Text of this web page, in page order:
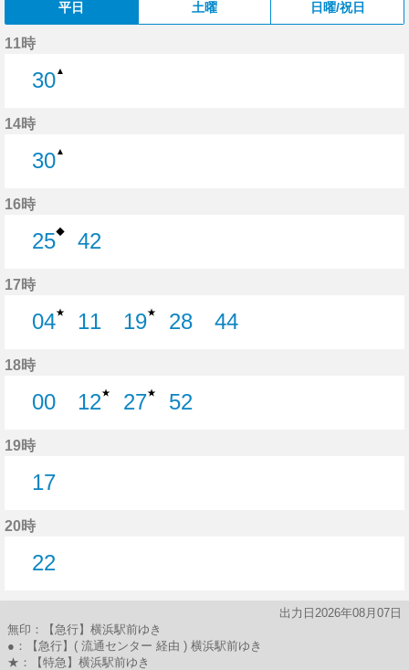
平日 土曜 日曜/祝日
11時
30▲
14時
30▲
16時
25◆
42
17時
04★
11
19★
28
44
18時
00
12★
27★
52
19時
17
20時
22
出力日2026年08月07日
無印：【急行】横浜駅前ゆき
●：【急行】( 流通センター 経由 ) 横浜駅前ゆき
★：【特急】横浜駅前ゆき